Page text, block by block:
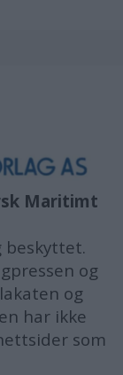
Maritimt
beskyttet.
og
og
har ikke
som